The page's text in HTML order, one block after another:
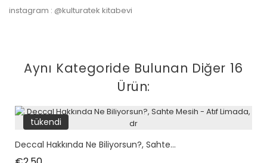
instagram : @kulturatek kitabevi
Aynı Kategoride Bulunan Diğer 16
Ürün:
tükendi
Deccal Hakkında Ne Biliyorsun?, Sahte...